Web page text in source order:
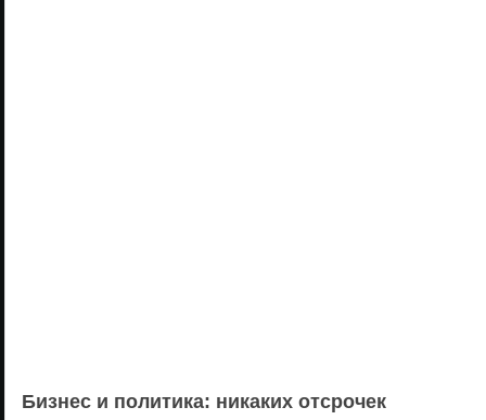
Бизнес и политика: никаких отсрочек